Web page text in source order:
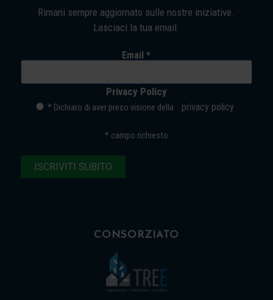
Rimani sempre aggiornato sulle nostre iniziative.
Lasciaci la tua email.
Email *
Privacy Policy
* Dichiaro di aver preso visione della privacy policy
* campo richiesto
CONSORZIATO